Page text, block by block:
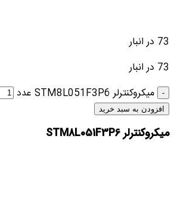
73 در انبار
73 در انبار
میکروکنترلر STM8L051F3P6 عدد
افزودن به سبد خرید
میکروکنترلر STM8L051F3P6